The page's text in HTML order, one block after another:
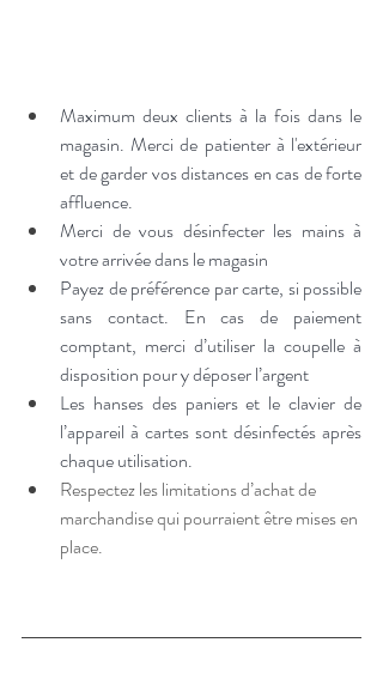
Maximum deux clients à la fois dans le
magasin. Merci de patienter à l'extérieur
et de garder vos distances en cas de forte
affluence.
Merci de vous désinfecter les mains à
votre arrivée dans le magasin
Payez de préférence par carte, si possible
sans contact. En cas de paiement
comptant, merci d’utiliser la coupelle à
disposition pour y déposer l’argent
Les hanses des paniers et le clavier de
l’appareil à cartes sont désinfectés après
chaque utilisation.
Respectez les limitations d’achat de
marchandise qui pourraient être mises en
place.